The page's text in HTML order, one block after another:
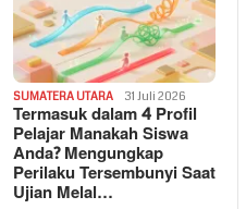
SUMATERA UTARA 31 Juli 2026
Termasuk dalam 4 Profil
Pelajar Manakah Siswa
Anda? Mengungkap
Perilaku Tersembunyi Saat
Ujian Melal…